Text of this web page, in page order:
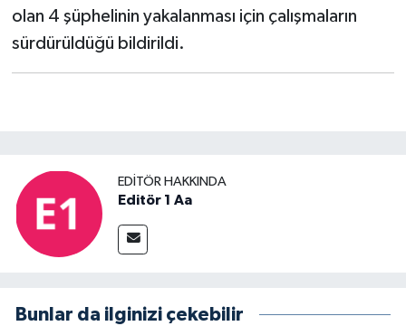
olan 4 şüphelinin yakalanması için çalışmaların
sürdürüldüğü bildirildi.
EDITÖR HAKKINDA
Editör 1 Aa
Bunlar da ilginizi çekebilir